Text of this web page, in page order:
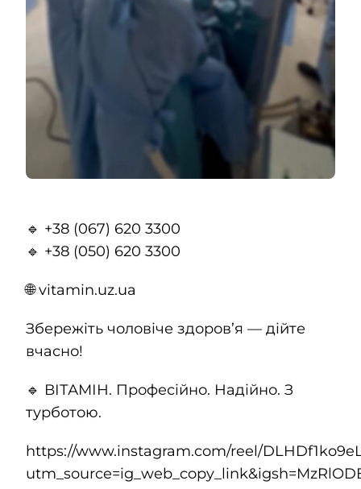
🔹 +38 (067) 620 3300
🔹 +38 (050) 620 3300
🌐 vitamin.uz.ua
Збережіть чоловіче здоров’я — дійте
вчасно!
🔹 ВІТАМІН. Професійно. Надійно. З
турботою.
https://www.instagram.com/reel/